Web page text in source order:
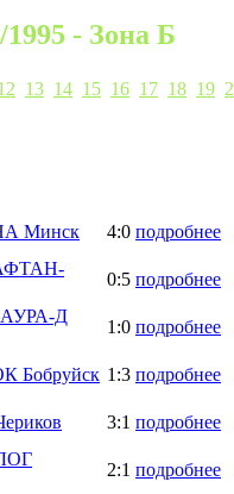
- Зона Б
13 14 15 16 17 18 19
Минск 4:0 подробнее
0:5 подробнее
Д
1:0 подробнее
Бобруйск 1:3 подробнее
3:1 подробнее
2:1 подробнее